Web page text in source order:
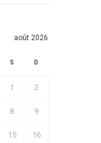
août 2026
S D
1 2
8 9
15 16